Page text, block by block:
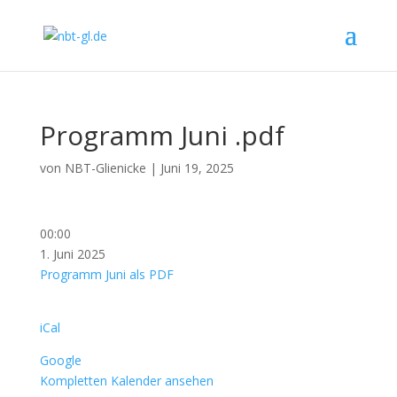
Programm Juni .pdf
von NBT-Glienicke | Juni 19, 2025
Programm
Juni
.pdf
00:00
1. Juni 2025
Programm Juni als PDF
iCal
Google
Kompletten Kalender ansehen